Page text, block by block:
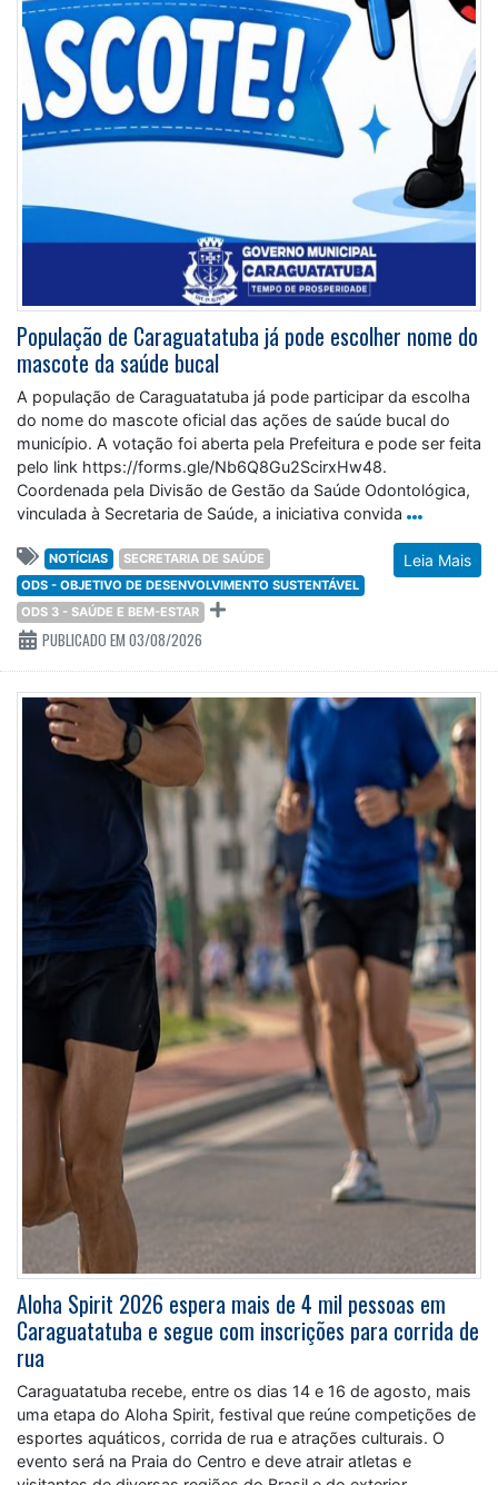
População de Caraguatatuba já pode escolher nome do
mascote da saúde bucal
A população de Caraguatatuba já pode participar da escolha
do nome do mascote oficial das ações de saúde bucal do
município. A votação foi aberta pela Prefeitura e pode ser feita
pelo link https://forms.gle/Nb6Q8Gu2ScirxHw48.
Coordenada pela Divisão de Gestão da Saúde Odontológica,
vinculada à Secretaria de Saúde, a iniciativa convida
Leia Mais
NOTÍCIAS
SECRETARIA DE SAÚDE
ODS - OBJETIVO DE DESENVOLVIMENTO SUSTENTÁVEL
ODS 3 - SAÚDE E BEM-ESTAR
PUBLICADO EM 03/08/2026
Aloha Spirit 2026 espera mais de 4 mil pessoas em
Caraguatatuba e segue com inscrições para corrida de
rua
Caraguatatuba recebe, entre os dias 14 e 16 de agosto, mais
uma etapa do Aloha Spirit, festival que reúne competições de
esportes aquáticos, corrida de rua e atrações culturais. O
evento será na Praia do Centro e deve atrair atletas e